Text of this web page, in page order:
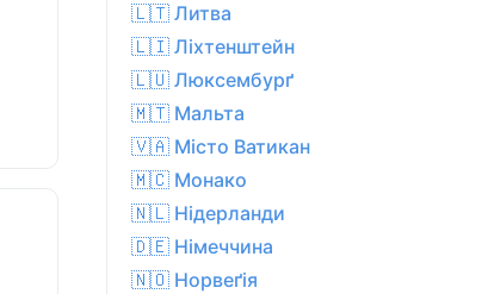
🇱🇹 Литва
🇱🇮 Ліхтенштейн
🇱🇺 Люксембурґ
🇲🇹 Мальта
🇻🇦 Місто Ватикан
🇲🇨 Монако
🇳🇱 Нідерланди
🇩🇪 Німеччина
🇳🇴 Норвеґія